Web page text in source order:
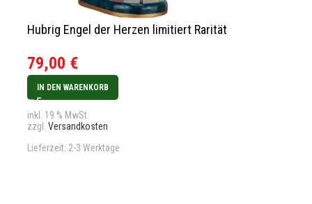
Hubrig Engel der Herzen limitiert Rarität
79,00 €
IN DEN WARENKORB
inkl. 19 % MwSt.
zzgl. Versandkosten
Lieferzeit: 2-3 Werktage